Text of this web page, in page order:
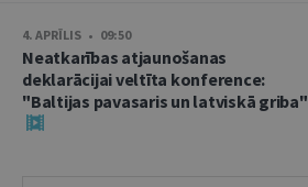
4. APRĪLIS • 09:50
Neatkarības atjaunošanas
deklarācijai veltīta konference:
"Baltijas pavasaris un latviskā griba"